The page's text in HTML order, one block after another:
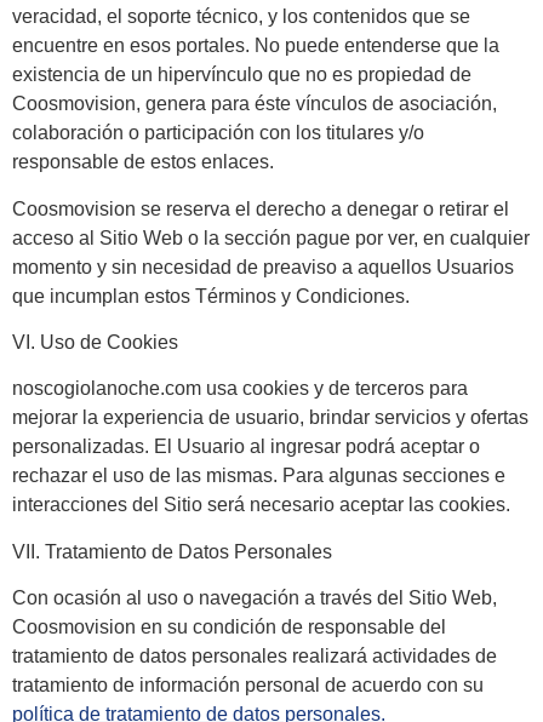
veracidad, el soporte técnico, y los contenidos que se
encuentre en esos portales. No puede entenderse que la
existencia de un hipervínculo que no es propiedad de
Coosmovision, genera para éste vínculos de asociación,
colaboración o participación con los titulares y/o
responsable de estos enlaces.
Coosmovision se reserva el derecho a denegar o retirar el
acceso al Sitio Web o la sección pague por ver, en cualquier
momento y sin necesidad de preaviso a aquellos Usuarios
que incumplan estos Términos y Condiciones.
VI. Uso de Cookies
noscogiolanoche.com usa cookies y de terceros para
mejorar la experiencia de usuario, brindar servicios y ofertas
personalizadas. El Usuario al ingresar podrá aceptar o
rechazar el uso de las mismas. Para algunas secciones e
interacciones del Sitio será necesario aceptar las cookies.
VII. Tratamiento de Datos Personales
Con ocasión al uso o navegación a través del Sitio Web,
Coosmovision en su condición de responsable del
tratamiento de datos personales realizará actividades de
tratamiento de información personal de acuerdo con su
política de tratamiento de datos personales.